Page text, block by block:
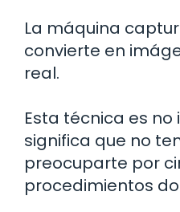
La máquina
convierte en
real.
Esta técnica es no
significa que no
preocuparte por
procedimientos